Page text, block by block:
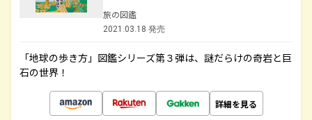
旅の図鑑
2021.03.18 発売
「地球の歩き方」図鑑シリーズ第３弾は、謎だらけの奇岩と巨
石の世界！
詳細を見る